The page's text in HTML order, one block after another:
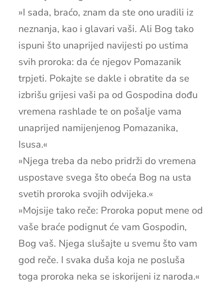
»I sada, braćo, znam da ste ono uradili iz
neznanja, kao i glavari vaši. Ali Bog tako
ispuni što unaprijed navijesti po ustima
svih proroka: da će njegov Pomazanik
trpjeti. Pokajte se dakle i obratite da se
izbrišu grijesi vaši pa od Gospodina dođu
vremena rashlade te on pošalje vama
unaprijed namijenjenog Pomazanika,
Isusa.«
»Njega treba da nebo pridrži do vremena
uspostave svega što obeća Bog na usta
svetih proroka svojih odvijeka.«
»Mojsije tako reče: Proroka poput mene od
vaše braće podignut će vam Gospodin,
Bog vaš. Njega slušajte u svemu što vam
god reče. I svaka duša koja ne posluša
toga proroka neka se iskorijeni iz naroda.«